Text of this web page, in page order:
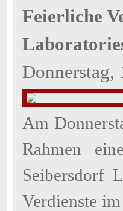
Feierliche
Donnerstag,
Am
Rahmen
Seibersdorf
Verdienste